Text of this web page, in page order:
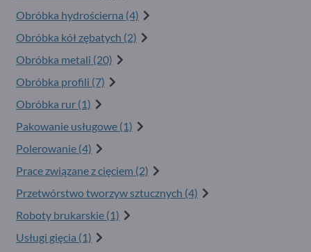
Obróbka hydrościerna (4)
Obróbka kół zębatych (2)
Obróbka metali (20)
Obróbka profili (7)
Obróbka rur (1)
Pakowanie usługowe (1)
Polerowanie (4)
Prace związane z cięciem (2)
Przetwórstwo tworzyw sztucznych (4)
Roboty brukarskie (1)
Usługi gięcia (1)